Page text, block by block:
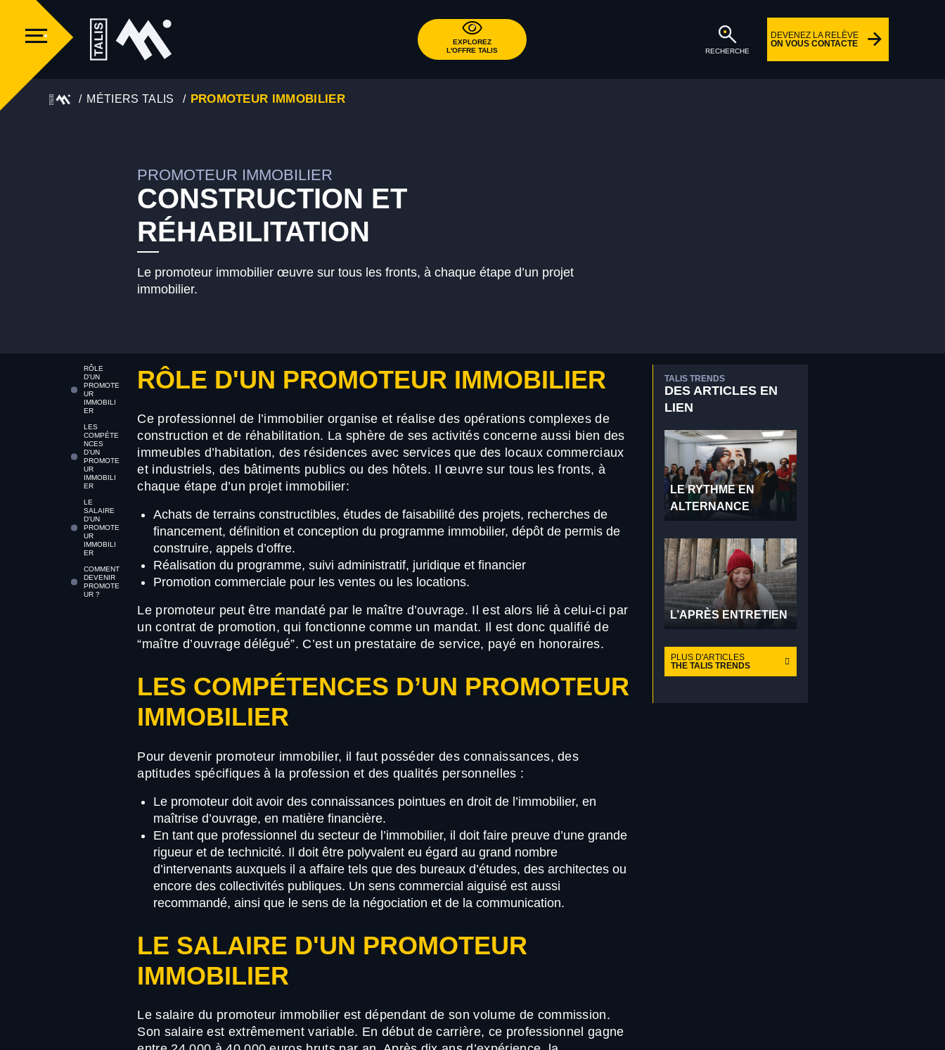
EXPLOREZ
L'OFFRE TALIS
RECHERCHE
DEVENEZ LA RELÈVE
ON VOUS CONTACTE
MÉTIERS TALIS PROMOTEUR IMMOBILIER
PROMOTEUR IMMOBILIER
CONSTRUCTION ET
RÉHABILITATION
Le promoteur immobilier œuvre sur tous les fronts, à chaque étape d’un projet
immobilier.
RÔLE
D'UN
PROMOTE
UR
IMMOBILI
ER
LES
COMPÉTE
NCES
D’UN
PROMOTE
UR
IMMOBILI
ER
LE
SALAIRE
D'UN
PROMOTE
UR
IMMOBILI
ER
COMMENT
DEVENIR
PROMOTE
UR ?
RÔLE D'UN PROMOTEUR IMMOBILIER
Ce professionnel de l’immobilier organise et réalise des opérations complexes de
construction et de réhabilitation. La sphère de ses activités concerne aussi bien des
immeubles d’habitation, des résidences avec services que des locaux commerciaux
et industriels, des bâtiments publics ou des hôtels. Il œuvre sur tous les fronts, à
chaque étape d’un projet immobilier:
Achats de terrains constructibles, études de faisabilité des projets, recherches de
financement, définition et conception du programme immobilier, dépôt de permis de
construire, appels d’offre.
Réalisation du programme, suivi administratif, juridique et financier
Promotion commerciale pour les ventes ou les locations.
Le promoteur peut être mandaté par le maître d’ouvrage. Il est alors lié à celui-ci par
un contrat de promotion, qui fonctionne comme un mandat. Il est donc qualifié de
“maître d’ouvrage délégué”. C’est un prestataire de service, payé en honoraires.
LES COMPÉTENCES D’UN PROMOTEUR
IMMOBILIER
Pour devenir promoteur immobilier, il faut posséder des connaissances, des
aptitudes spécifiques à la profession et des qualités personnelles :
Le promoteur doit avoir des connaissances pointues en droit de l’immobilier, en
maîtrise d’ouvrage, en matière financière.
En tant que professionnel du secteur de l’immobilier, il doit faire preuve d’une grande
rigueur et de technicité. Il doit être polyvalent eu égard au grand nombre
d’intervenants auxquels il a affaire tels que des bureaux d’études, des architectes ou
encore des collectivités publiques. Un sens commercial aiguisé est aussi
recommandé, ainsi que le sens de la négociation et de la communication.
LE SALAIRE D'UN PROMOTEUR
IMMOBILIER
Le salaire du promoteur immobilier est dépendant de son volume de commission.
Son salaire est extrêmement variable. En début de carrière, ce professionnel gagne
TALIS TRENDS
DES ARTICLES EN
LIEN
LE RYTHME EN
ALTERNANCE
L’APRÈS ENTRETIEN
PLUS D'ARTICLES
THE TALIS TRENDS